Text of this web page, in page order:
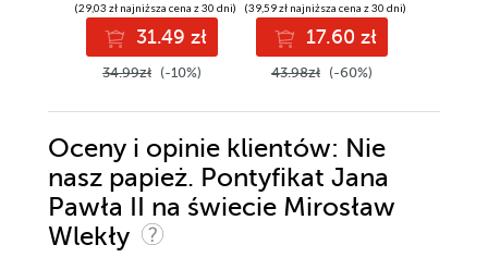
(29,03 zł najniższa cena z 30 dni)
31.49 zł
34.99zł (-10%)
(39,59 zł najniższa cena z 30 dni)
17.60 zł
43.98zł (-60%)
Oceny i opinie klientów: Nie
nasz papież. Pontyfikat Jana
Pawła II na świecie Mirosław
Wlekły